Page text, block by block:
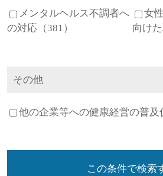
メンタルヘルス不調者へ
の対応（381）
女
向けた
その他
他の企業等への健康経営の普及